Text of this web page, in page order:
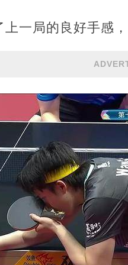
一局的良好手感